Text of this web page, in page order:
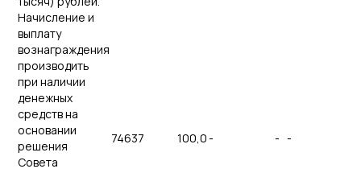
Начисление и
выплату
вознаграждения
производить
при наличии
денежных
средств на
основании
решения
Совета
74637 100,0- - -